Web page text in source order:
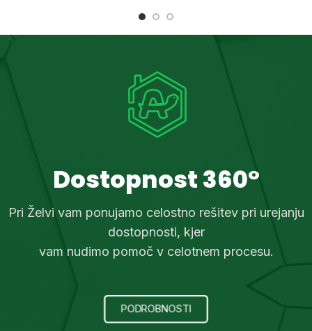
Dostopnost 360°
Pri Želvi vam ponujamo celostno rešitev pri urejanju
dostopnosti, kjer
vam nudimo pomoč v celotnem procesu.
PODROBNOSTI